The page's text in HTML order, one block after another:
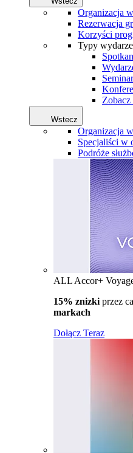
Organizacja
Rezerwacja
Korzyści
Typy
Wstecz
Organizacja
Specjaliści w
Podróże
ALL Accor+
15% znizki przez
markach
Dołącz Teraz